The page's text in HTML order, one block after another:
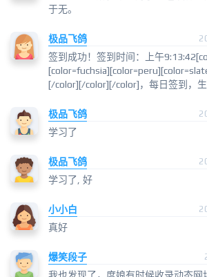
于无。
极品飞鸽
签到成功！签到时间：上午
[/color][/color][/color]，每日签到，
极品飞鸽
学习了
极品飞鸽
学习了, 好
小小白
真好
爆笑段子
我也发现了，度娘有时候收录动态网